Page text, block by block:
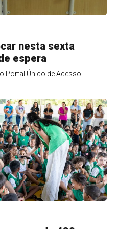
nesta sexta
espera
Portal Único de Acesso